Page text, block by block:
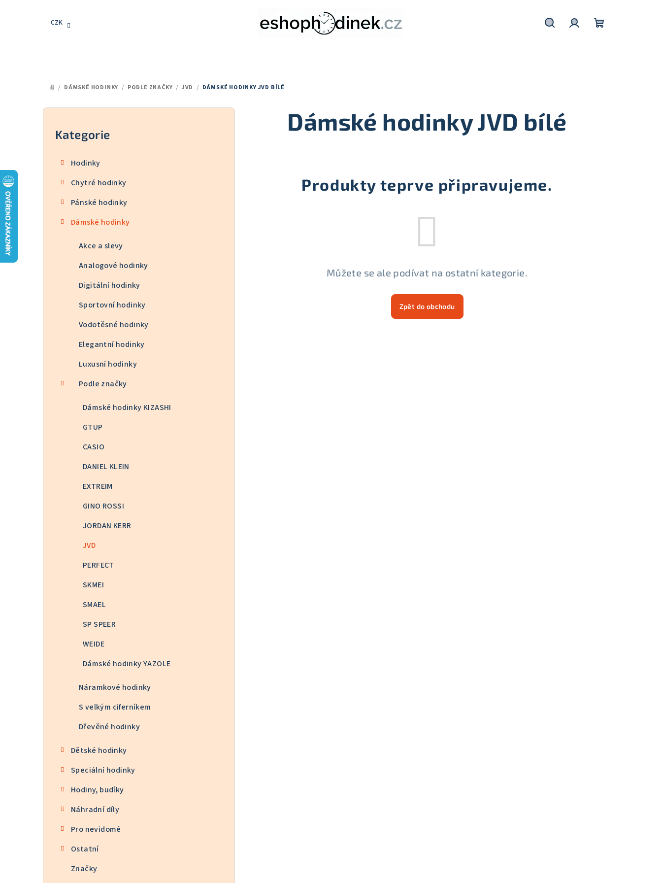
CZK
DOMŮ
/ DÁMSKÉ HODINKY / PODLE ZNAČKY / JVD / DÁMSKÉ HODINKY JVD BÍLÉ
P
Přeskočit
kategorie
Kategorie
Hodinky
Chytré hodinky
Pánské hodinky
Dámské hodinky
Akce a slevy
Analogové hodinky
Digitální hodinky
Sportovní hodinky
Vodotěsné hodinky
Elegantní hodinky
Luxusní hodinky
Podle značky
Dámské hodinky KIZASHI
GTUP
CASIO
DANIEL KLEIN
EXTREIM
GINO ROSSI
JORDAN KERR
JVD
PERFECT
SKMEI
SMAEL
SP SPEER
WEIDE
Dámské hodinky YAZOLE
Náramkové hodinky
S velkým ciferníkem
Dřevěné hodinky
Dětské hodinky
Speciální hodinky
Hodiny, budíky
Náhradní díly
Pro nevidomé
Ostatní
Značky
Dámské hodinky JVD bílé
Produkty teprve připravujeme.
Můžete se ale podívat na ostatní kategorie.
Zpět do obchodu